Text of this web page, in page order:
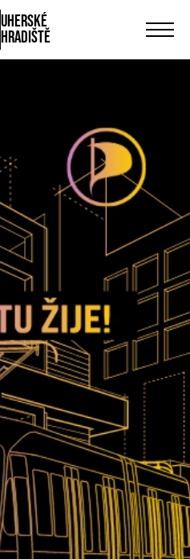
Uherské
Hradiště